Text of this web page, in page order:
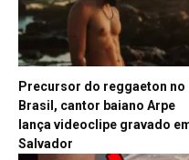
Precursor do reggaeton no
Brasil, cantor baiano Arpe
lança videoclipe gravado
Salvador